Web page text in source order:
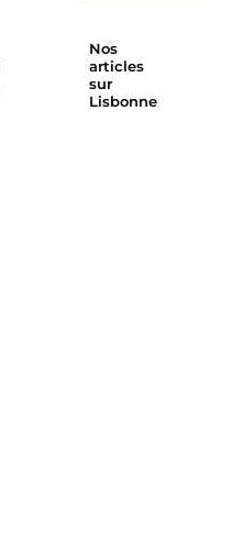
Nos
articles
sur
Lisbonne